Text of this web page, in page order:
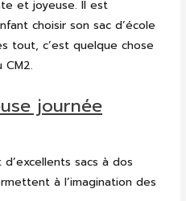
et joyeuse. Il est
choisir son sac d’école
tout, c’est quelque chose
CM2.
journée
sacs à dos
à l’imagination des